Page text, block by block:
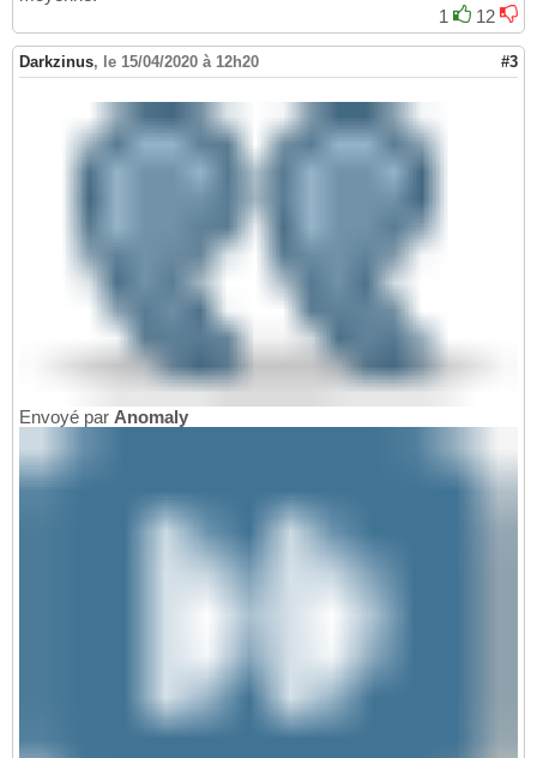
1
12
Darkzinus, le 15/04/2020 à 12h20 #3
Envoyé par Anomaly